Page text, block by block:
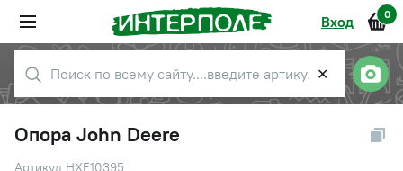
Вход 0
✕
Опора John Deere
Артикул HXE10395